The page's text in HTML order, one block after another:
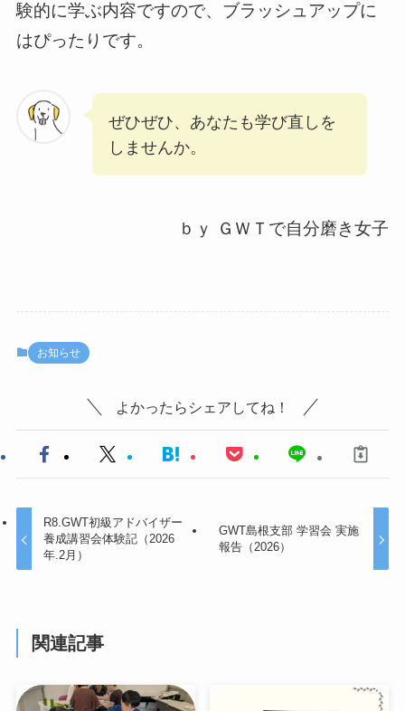
験的に学ぶ内容ですので、ブラッシュアップに
はぴったりです。
ぜひぜひ、あなたも学び直しを
しませんか。
ｂｙ ＧＷＴで自分磨き女子
お知らせ
よかったらシェアしてね！
R8.GWT初級アドバイザー
養成講習会体験記（2026
年.2月）
GWT島根支部 学習会 実施
報告（2026）
関連記事